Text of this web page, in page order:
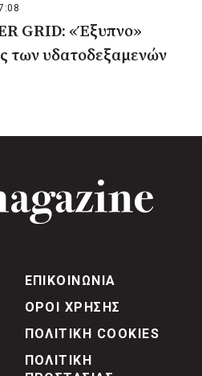
GRID: «Έξυπνο»
των υδατοδεξαμενών
ΕΠΙΚΟΙΝΩΝΙΑ
ΟΡΟΙ ΧΡΗΣΗΣ
ΠΟΛΙΤΙΚΗ COOKIES
ΠΟΛΙΤΙΚΗ